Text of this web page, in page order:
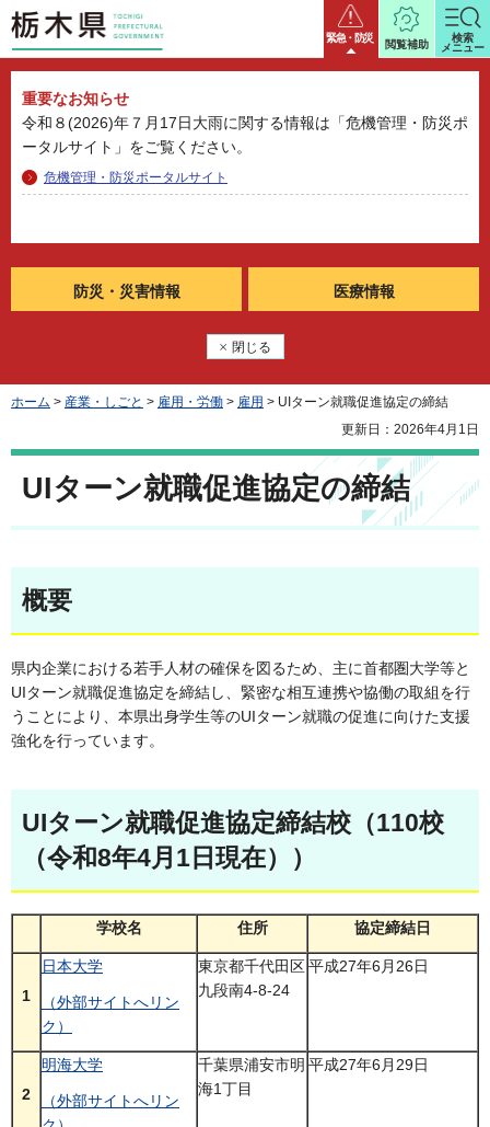
栃木県 緊急・防災
重要なお知らせ
令和８(2026)年７月17日大雨に関する情報は「危機管理・防災ポ
ータルサイト」をご覧ください。
危機管理・防災ポータルサイト
防災・ 災害情報 医療情報
閉じる
閲覧補助
検索
メニュー
ホーム > 産業・しごと > 雇用・労働 > 雇用 > UIターン就職促進協定の締結
更新日：2026年4月1日
UIターン就職促進協定の締結
概要
県内企業における若手人材の確保を図るため、主に首都圏大学等と
UIターン就職促進協定を締結し、緊密な相互連携や協働の取組を行
うことにより、本県出身学生等のUIターン就職の促進に向けた支援
強化を行っています。
UIターン就職促進協定締結校（110校
（令和8年4月1日現在））
学校名 住所 協定締結日
1
日本大学
（外部サイトへリン
ク）
東京都千代田区
九段南4-8-24
平成27年6月26日
2
明海大学
（外部サイトへリン
千葉県浦安市明
海1丁目
平成27年6月29日